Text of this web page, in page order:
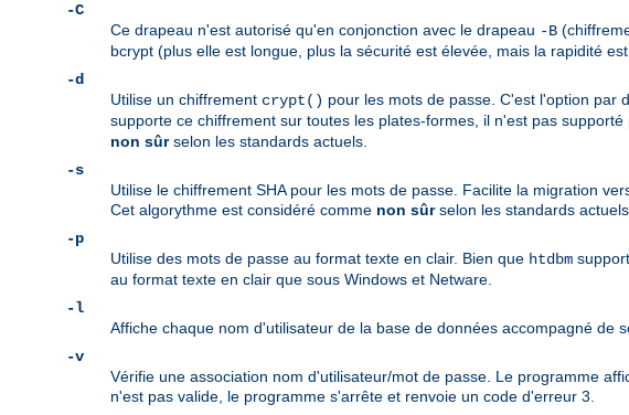
-C
Ce drapeau n'est autorisé qu'en conjonction avec le drapeau -B
bcrypt (plus elle est longue, plus la sécurité est élevée, mais la rapidité
-d
Utilise un chiffrement crypt() pour les mots de passe. C'est l'option par
supporte ce chiffrement sur toutes les plates-formes, il n'est pas supporté
non sûrselon les standards actuels.
-s
Utilise le chiffrement SHA pour les mots de passe. Facilite la migration
Cet algorythme est considéré comme non sûrselon les standards actuels.
-p
Utilise des mots de passe au format texte en clair. Bien que htdbm
au format texte en clair que sous Windows et Netware.
-l
Affiche chaque nom d'utilisateur de la base de données accompagné de
-v
Vérifie une association nom d'utilisateur/mot de passe. Le programme
n'est pas valide, le programme s'arrête et renvoie un code d'erreur 3.